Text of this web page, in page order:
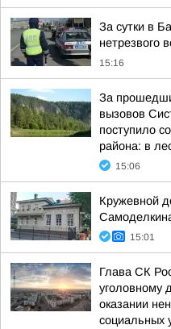
За сутки в
нетрезвого
15:16
За
вызовов
поступило
района: в
15:06
Кружевной
15:01
Глава СК
уголовному
оказании
социальных